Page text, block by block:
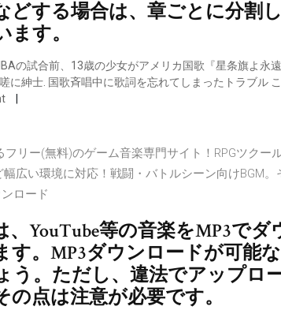
どする場合は、章ごとに分割
す。
の試合前、13歳の少女がアメリカ国歌『星条旗よ永
に紳士. 国歌斉唱中に歌詞を忘れてしまったトラブル
リー(無料)のゲーム音楽専門サイト！RPGツクー
幅広い環境に対応！戦闘・バトルシーン向けBGM
ロード
、YouTube等の音楽をMP3で
す。MP3ダウンロードが可能
う。ただし、違法でアップロ
の点は注意が必要です。